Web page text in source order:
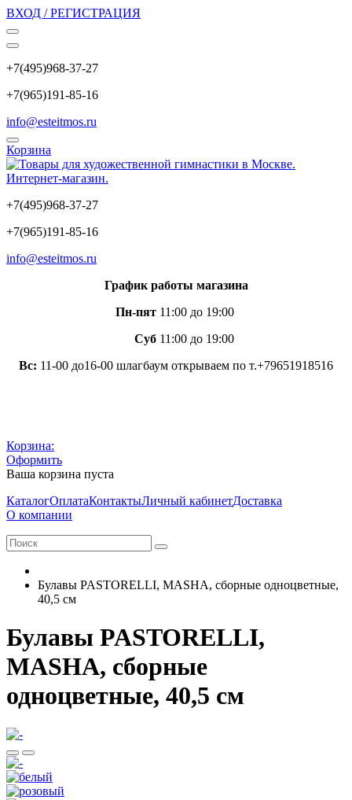
ВХОД / РЕГИСТРАЦИЯ
+7(495)968-37-27
+7(965)191-85-16
info@esteitmos.ru
Корзина
+7(495)968-37-27
+7(965)191-85-16
info@esteitmos.ru
График работы магазина
Пн-пят11:00 до 19:00
Суб11:00 до 19:00
Вс: 11-00 до16-00 шлагбаум открываем по т.+79651918516
Корзина:
Оформить
Ваша корзина пуста
КаталогОплатаКонтактыЛичный кабинетДоставка
О компании
Булавы PASTORELLI, MASHA, сборные одноцветные,
40,5 см
Булавы PASTORELLI,
MASHA, сборные
одноцветные, 40,5 см